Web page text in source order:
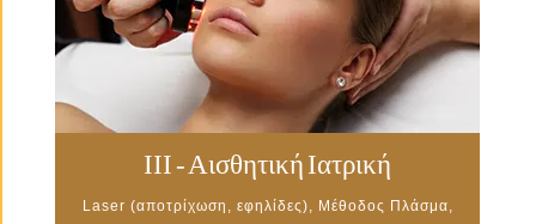
III - Αισθητική Ιατρική
Laser (αποτρίχωση, εφηλίδες), Μέθοδος Πλάσμα,